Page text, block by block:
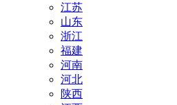
江苏
山东
浙江
福建
河南
河北
陕西